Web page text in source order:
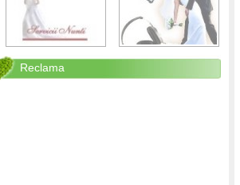
Reclama